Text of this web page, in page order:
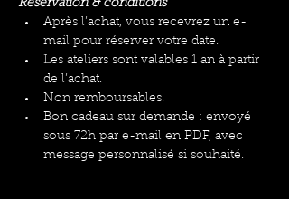
Réservation & conditions
Après l’achat, vous recevrez un e-
mail pour réserver votre date.
Les ateliers sont valables 1 an à partir
de l’achat.
Non remboursables.
Bon cadeau sur demande : envoyé
sous 72h par e-mail en PDF, avec
message personnalisé si souhaité.